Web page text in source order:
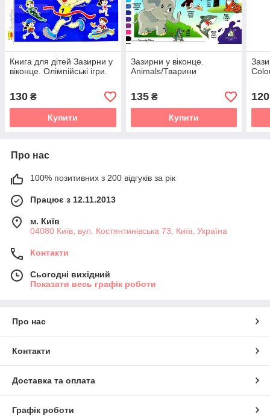
Книга для дітей Зазирни у
віконце. Олімпійські ігри.
130 ₴
Купити
Зазирни у віконце.
Animals/Тварини
135₴
Купити
120
Про нас
100% позитивних з 200 відгуків за рік
Працює з 12.11.2013
м. Київ
04080 Київ, вул. Костянтинівська 73, Київ, Україна
Контакти
Сьогодні вихідний
Показати весь графік роботи
Про нас
Контакти
Доставка та оплата
Графік роботи